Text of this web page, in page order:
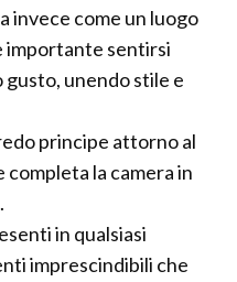
invece come un luogo
importante sentirsi
unendo stile e
principe attorno al
completa la camera in
in qualsiasi
imprescindibili che